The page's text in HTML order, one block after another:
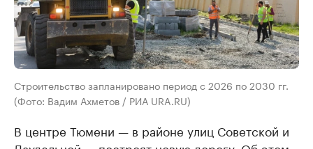
Строительство запланировано период с 2026 по 2030 гг.
(Фото: Вадим Ахметов / РИА URA.RU)
В центре Тюмени — в районе улиц Советской и